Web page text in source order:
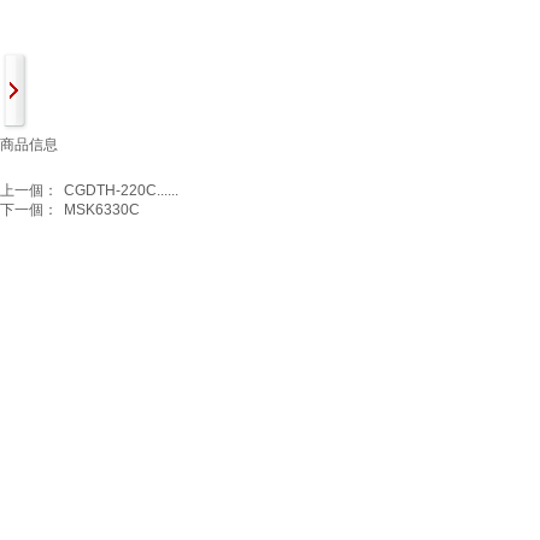
商品信息
上一個：
CGDTH-220C......
下一個：
MSK6330C